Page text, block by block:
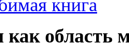
книга
область